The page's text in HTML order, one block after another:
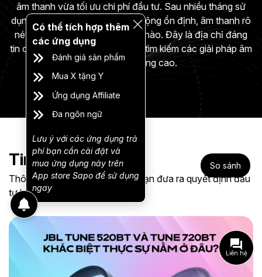
âm thanh vừa tối ưu chi phí đầu tư. Sau nhiều tháng sử
dụng liên tục, thiết bị vẫn hoạt động ổn định, âm thanh rõ
nét và không gặp bất kỳ sự cố nào. Đây là địa chỉ đáng
tin cậy dành cho những ai đang tìm kiếm các giải pháp âm
thanh chất lượng cao.
Tin tức mới nhất
Thông tin thực tế, dễ hiểu giúp bạn đưa ra quyết định đầu
tư hiệu quả
So sánh
Liên hệ
Có thể tích hợp thêm
các ứng dụng
Đánh giá sản phẩm
Mua X tặng Y
Ứng dụng Affiliate
Đa ngôn ngữ
Lưu ý với các ứng dụng trả
phí bạn cần cài đặt và
mua ứng dụng này trên
App store Sapo để sử dụng
ngay